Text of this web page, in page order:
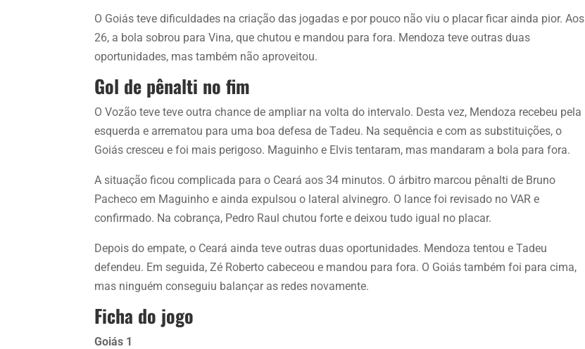
O Goiás teve dificuldades na criação das jogadas e por pouco não viu o placar ficar ainda pior. Aos
26, a bola sobrou para Vina, que chutou e mandou para fora. Mendoza teve outras duas
oportunidades, mas também não aproveitou.
Gol de pênalti no fim
O Vozão teve teve outra chance de ampliar na volta do intervalo. Desta vez, Mendoza recebeu pela
esquerda e arrematou para uma boa defesa de Tadeu. Na sequência e com as substituições, o
Goiás cresceu e foi mais perigoso. Maguinho e Elvis tentaram, mas mandaram a bola para fora.
A situação ficou complicada para o Ceará aos 34 minutos. O árbitro marcou pênalti de Bruno
Pacheco em Maguinho e ainda expulsou o lateral alvinegro. O lance foi revisado no VAR e
confirmado. Na cobrança, Pedro Raul chutou forte e deixou tudo igual no placar.
Depois do empate, o Ceará ainda teve outras duas oportunidades. Mendoza tentou e Tadeu
defendeu. Em seguida, Zé Roberto cabeceou e mandou para fora. O Goiás também foi para cima,
mas ninguém conseguiu balançar as redes novamente.
Ficha do jogo
Goiás 1